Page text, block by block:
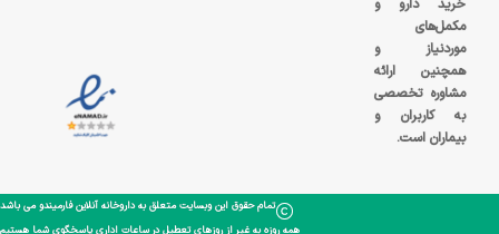
خرید دارو و
مکمل‌های
موردنیاز و
همچنین ارائه
مشاوره تخصصی
به کاربران و
بیماران است.
تمام حقوق این وبسایت متعلق به داروخانه آنلاین فارمیندو می باشد
همه روزه به غیر از روزهای تعطیل در ساعات اداری پاسخگوی شما هستیم